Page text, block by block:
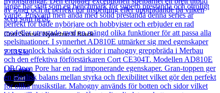
Cort Sunset Nylectric II Black
7 135kr
Läs mer
Cort